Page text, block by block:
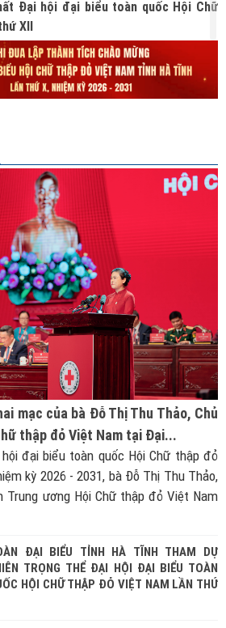
Đại hội đại biểu toàn quốc Hội Chữ
XII
tạng từ Chương trình “Hành trình
mạc của bà Đỗ Thị Thu Thảo, Chủ
thập đỏ Việt Nam tại Đại...
đại biểu toàn quốc Hội Chữ thập đỏ
kỳ 2026 - 2031, bà Đỗ Thị Thu Thảo,
Trung ương Hội Chữ thập đỏ Việt Nam
ĐẠI BIỂU TỈNH HÀ TĨNH THAM DỰ
TRỌNG THỂ ĐẠI HỘI ĐẠI BIỂU TOÀN
HỘI CHỮ THẬP ĐỎ VIỆT NAM LẦN THỨ